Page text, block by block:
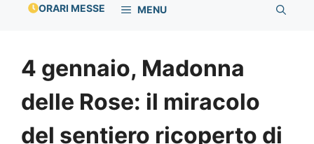
ORARI MESSE MENU
4 gennaio, Madonna
delle Rose: il miracolo
del sentiero ricoperto di